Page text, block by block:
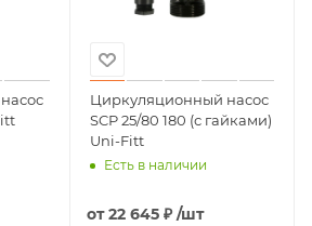
Циркуляционный насос
SCP 25/80 180 (с гайками)
Uni-Fitt
Есть в наличии
от22 645 ₽ /шт